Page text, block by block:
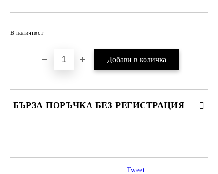
В наличност
БЪРЗА ПОРЪЧКА БЕЗ РЕГИСТРАЦИЯ
Tweet